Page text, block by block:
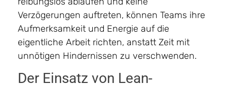
Verzögerungen auftreten, können Teams ihre
Aufmerksamkeit und Energie auf die
eigentliche Arbeit richten, anstatt Zeit mit
unnötigen Hindernissen zu verschwenden.
Der Einsatz von Lean-